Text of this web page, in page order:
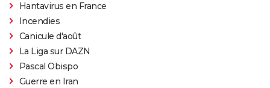
Hantavirus en France
Incendies
Canicule d'août
La Liga sur DAZN
Pascal Obispo
Guerre en Iran